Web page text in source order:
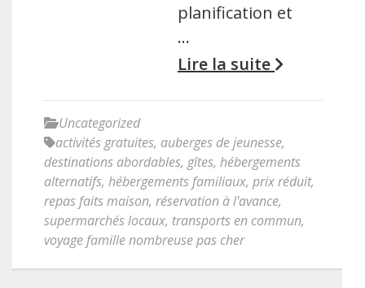
planification et
…
Lire la suite
Uncategorized
activités gratuites, auberges de jeunesse,
destinations abordables, gîtes, hébergements
alternatifs, hébergements familiaux, prix réduit,
repas faits maison, réservation à l'avance,
supermarchés locaux, transports en commun,
voyage famille nombreuse pas cher